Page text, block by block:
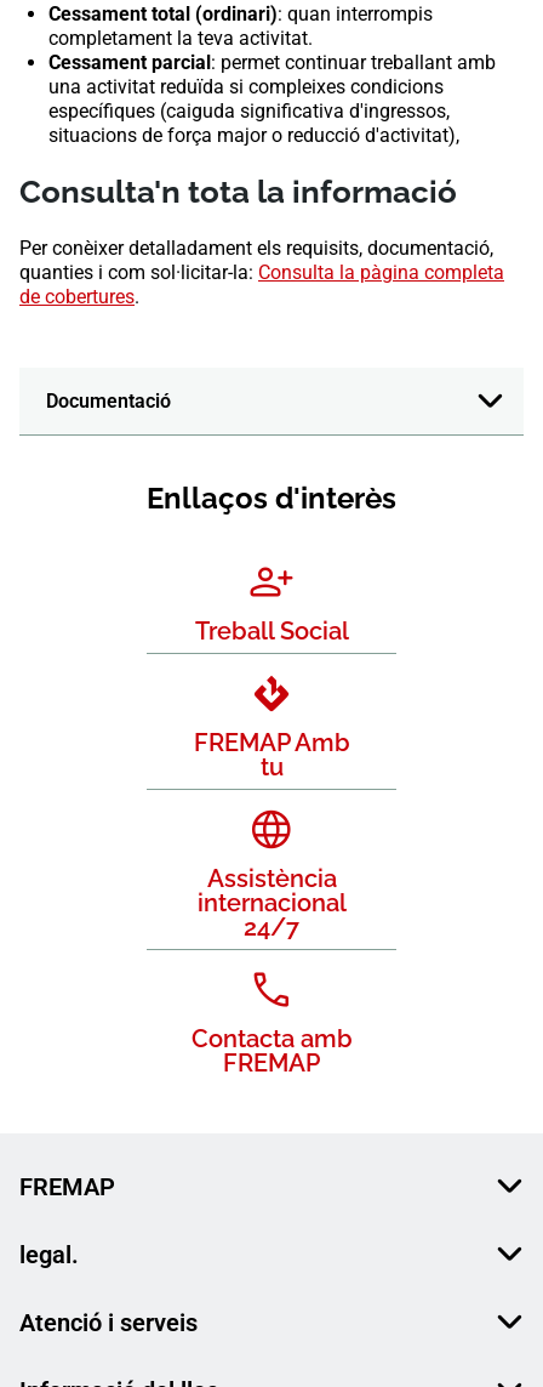
Cessament total (ordinari): quan interrompis
completament la teva activitat.
Cessament parcial: permet continuar treballant amb
una activitat reduïda si compleixes condicions
específiques (caiguda significativa d'ingressos,
situacions de força major o reducció d'activitat),
Consulta'n tota la informació
Per conèixer detalladament els requisits, documentació,
quanties i com sol·licitar-la: Consulta la pàgina completa
de cobertures.
Documentació
Enllaços d'interès
Treball Social
FREMAP Amb
tu
Assistència
internacional
24/7
Contacta amb
FREMAP
FREMAP
legal.
Atenció i serveis